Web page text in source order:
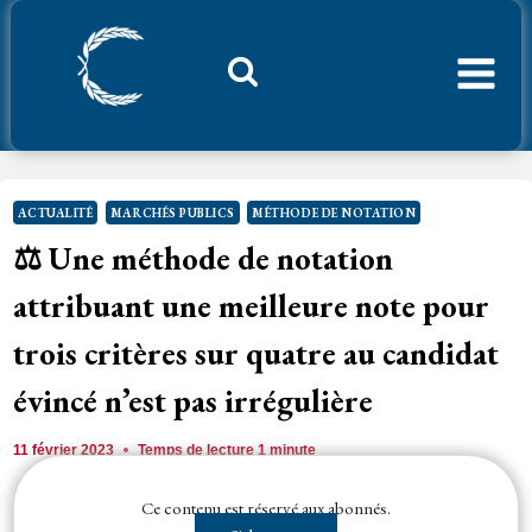
Aller
ACTUALITÉ MARCHÉS PUBLICS MÉTHODE DE NOTATION
⚖️ Une méthode de notation
attribuant une meilleure note pour
trois critères sur quatre au candidat
évincé n’est pas irrégulière
11 février 2023 Temps de lecture1minute
La circonstance que l'offrede la requérante n'a pas été retenue alors
Ce contenu est réservé aux abonnés.